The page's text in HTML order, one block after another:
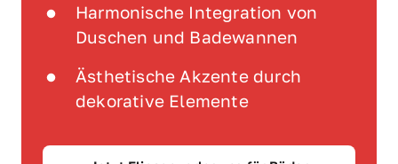
Harmonische Integration von
Duschen und Badewannen
Ästhetische Akzente durch
dekorative Elemente